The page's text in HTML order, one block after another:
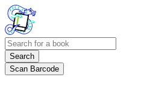
Search
Scan Barcode